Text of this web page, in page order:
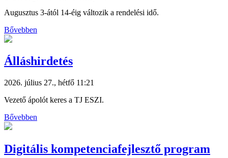
Augusztus 3-ától 14-éig változik a rendelési idő.
Bővebben
Álláshirdetés
2026. július 27., hétfő 11:21
Vezető ápolót keres a TJ ESZI.
Bővebben
Digitális kompetenciafejlesztő program